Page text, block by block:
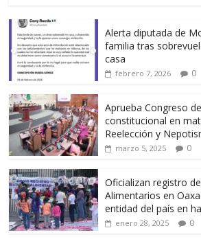
Alerta diputada de
familia tras
casa
febrero 7, 2026 0
Aprueba Congreso
constitucional en
Reelección y
marzo 5, 2025 0
Oficializan registro
Alimentarios en
entidad del país en
enero 28, 2025 0